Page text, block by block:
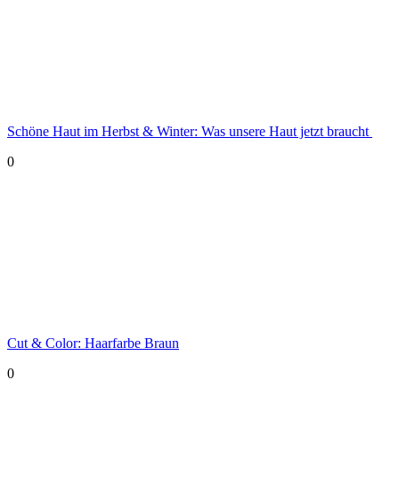
Schöne Haut im Herbst & Winter: Was unsere Haut jetzt braucht
0
Cut & Color: Haarfarbe Braun
0